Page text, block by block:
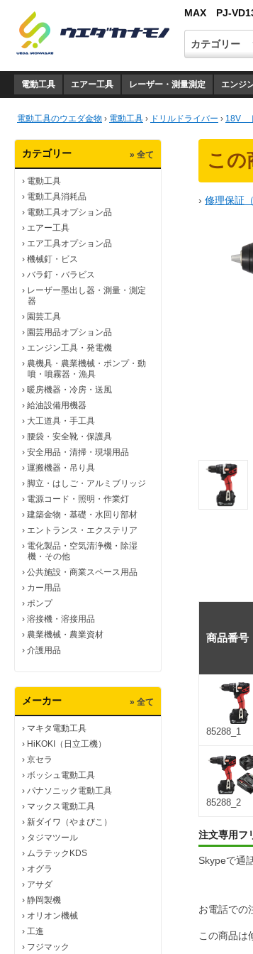
MAX PJ-
電動工具 エアー工具 レーザー・測量測定 エンジ
電動工具のウエダ金物 › 電動工具 › ドリルドライバー › 18V
カテゴリー » 全て
› 電動工具
› 電動工具消耗品
› 電動工具オプション品
› エアー工具
› エア工具オプション品
› 機械釘・ビス
› バラ釘・バラビス
› レーザー墨出し器・測量・測定
器
› 園芸工具
› 園芸用品オプション品
› エンジン工具・発電機
› 農機具・農業機械・ポンプ・動
噴・噴霧器・漁具
› 暖房機器・冷房・送風
› 給油設備用機器
› 大工道具・手工具
› 腰袋・安全靴・保護具
› 安全用品・清掃・現場用品
› 運搬機器・吊り具
› 脚立・はしご・アルミブリッジ
› 電源コード・照明・作業灯
› 建築金物・基礎・水回り部材
› エントランス・エクステリア
› 電化製品・空気清浄機・除湿
機・その他
› 公共施設・商業スペース用品
› カー用品
› ポンプ
› 溶接機・溶接用品
› 農業機械・農業資材
› 介護用品
メーカー » 全て
› マキタ電動工具
› HiKOKI（日立工機）
› 京セラ
› ボッシュ電動工具
› パナソニック電動工具
› マックス電動工具
› 新ダイワ（やまびこ）
› タジマツール
› ムラテックKDS
› オグラ
› アサダ
› 静岡製機
› オリオン機械
› 工進
› フジマック
この
› 修理保証
商品番号
85288_1
85288_2
注文専用フ
Skypeで通
お電話での
この商品は